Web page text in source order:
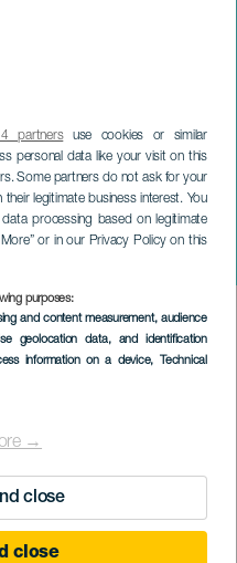
partnersuse cookies or similar
personal data like your visit on this
Some partners do not ask for your
legitimate business interest. You
processing based on legitimate
or in our Privacy Policy on this
purposes:
and content measurement, audience
geolocation data, and identification
information on a device, Technical
→
close
close
en